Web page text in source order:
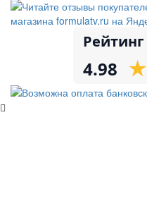
Рейтинг
4.98 ★
★